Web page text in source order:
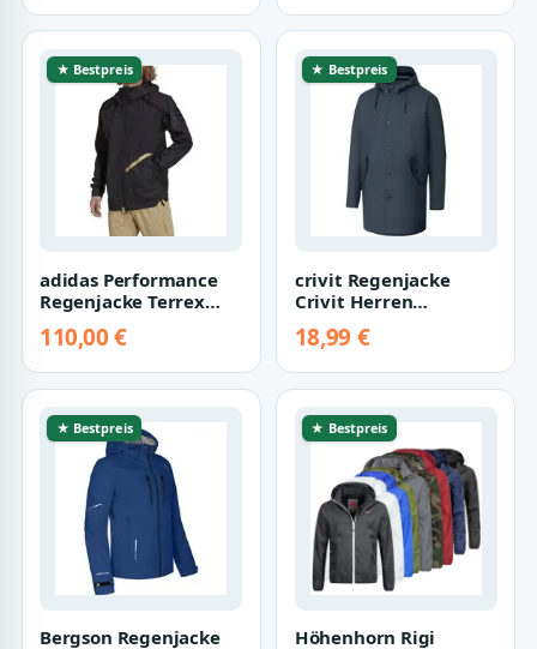
★ Bestpreis
adidas Performance
Regenjacke Terrex
(atmungsaktiv,
110,00 €
★ Bestpreis
crivit Regenjacke
Crivit Herren
Regenjacke
18,99 €
★ Bestpreis
Bergson Regenjacke
★ Bestpreis
Höhenhorn Rigi